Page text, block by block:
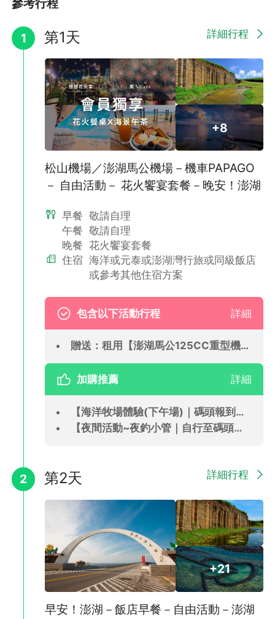
色望安島網垵口沙灘，來一趟忘憂之旅！
✅ 自選~ 市區精選旅宿：
🏨島旅人民宿
坐落於馬公市區卻保有靜謐氛圍，推開窗即可望見港灣船隻與悠閒
海島風景。遠離喧囂、放慢腳步，在充滿故事感的港口時光裡，感
✅ 自選~ 市區精選飯店：海洋渡假村或元泰飯店或長春飯店、島旅
人等同等級住宿。
🏨海洋渡假村OCEAN HOTEL
飯店位處澎湖馬公市中心，座落於海洋觀景休閒區，緊鄰新建完成
的遊艇碼頭，坐擁海景第一排，飽覽漁人碼頭變身萬國遊艇穿梭的
美景。鄰近中央老街、四眼井，距離馬公港也僅需步行約五分鐘即
可抵達。
◆套裝行程之專案機票，限當日當班使用，不得簽轉、退票，不得
更改航線，並請遵守機票之使用規定。
◆團體機票不同於個人機票，一經開立，不可退票且無退票價值，
請注意。
1 第1天 詳細行程
+8
松山機場／澎湖馬公機場－機車PAPAGO
－ 自由活動－ 花火饗宴套餐－晚安！澎湖
早餐 敬請自理
午餐 敬請自理
晚餐 花火饗宴套餐
住宿 海洋或元泰或澎湖灣行旅或同級飯店
或參考其他住宿方案
包含以下活動行程 詳細
贈送：租用【澎湖馬公125CC重型機車(兩人一部)72小時使用】(CFT)
加購推薦 詳細
【海洋牧場體驗(下午場)｜碼頭報到】(CFT)
【夜間活動~夜釣小管｜自行至碼頭報到】(CFT)
2 第2天 詳細行程
+21
早安！澎湖－飯店早餐－自由活動－澎湖